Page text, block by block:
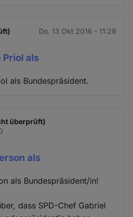
Do. 13 Okt 2016 - 11:28
als
als Bundespräsident.
überprüft)
als
als Bundespräsident/in!
dass SPD-Chef Gabriel